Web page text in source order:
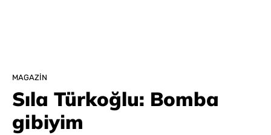
MAGAZIN
Sıla Türkoğlu: Bomba
gibiyim